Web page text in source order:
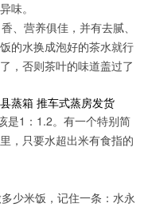
味。
、营养俱佳，并有去腻、
的水换成泡好的茶水就行
，否则茶叶的味道盖过了
蒸箱 推车式蒸房发货
是1：1.2。有一个特别简
，只要水超出米有食指的
少米饭，记住一条：水永